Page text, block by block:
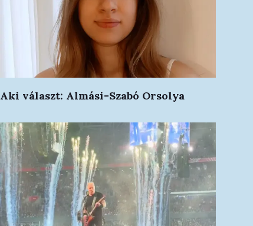
Aki választ: Almási-Szabó Orsolya